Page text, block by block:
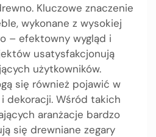
Kluczowe znaczenie
wykonane z wysokiej
– efektowny wygląd i
usatysfakcjonują
użytkowników.
się również pojawić w
dekoracji. Wśród takich
aranżacje bardzo
się drewniane zegary